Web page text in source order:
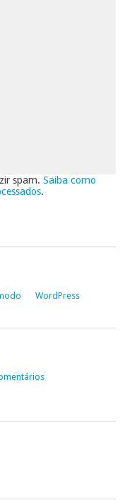
spam. Saiba como
.
WordPress